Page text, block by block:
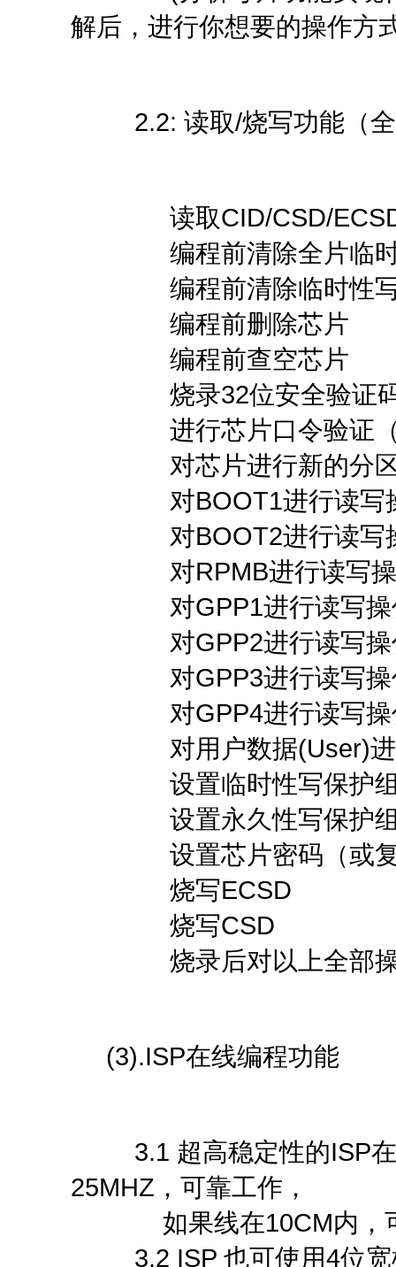
解后，进行你想要的操作方
2.2: 读取/烧写功能（全
读取CID/CSD/
编程前清除全片临时
编程前清除临时性写
编程前删除芯片
编程前查空芯片
烧录32位安全验证码
进行芯片口令验证（
对芯片进行新的分区
对BOOT1进行读写
对BOOT2进行读写
对RPMB进行读写操
对GPP1进行读写操
对GPP2进行读写操
对GPP3进行读写操
对GPP4进行读写操
对用户数据(User)进
设置临时性写保护
设置永久性写保护
设置芯片密码（或复
烧写ECSD
烧写CSD
烧录后对以上全部操
(3).ISP在线编程功能
3.1 超高稳定性的ISP在
25MHZ，可靠工作，
如果线在10CM内，可
3.2 ISP 也可使用4位宽